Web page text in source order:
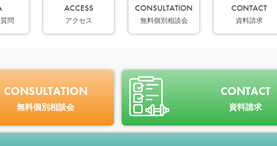
問
ACCESS
アクセス
CONSULTATION
無料個別相談会
CONTACT
資料請求
CONSULTATION
無料個別相談会
CONTACT
資料請求